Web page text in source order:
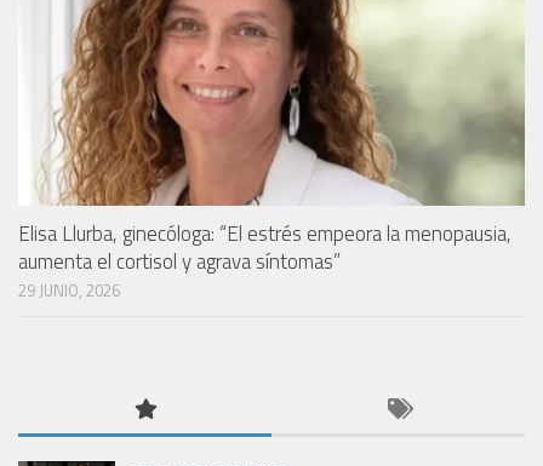
Elisa Llurba, ginecóloga: “El estrés empeora la menopausia,
aumenta el cortisol y agrava síntomas”
29 JUNIO, 2026